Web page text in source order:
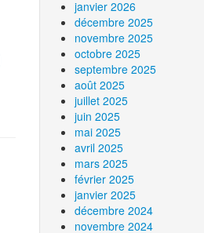
janvier 2026
décembre 2025
novembre 2025
octobre 2025
septembre 2025
août 2025
juillet 2025
juin 2025
mai 2025
avril 2025
mars 2025
février 2025
janvier 2025
décembre 2024
novembre 2024